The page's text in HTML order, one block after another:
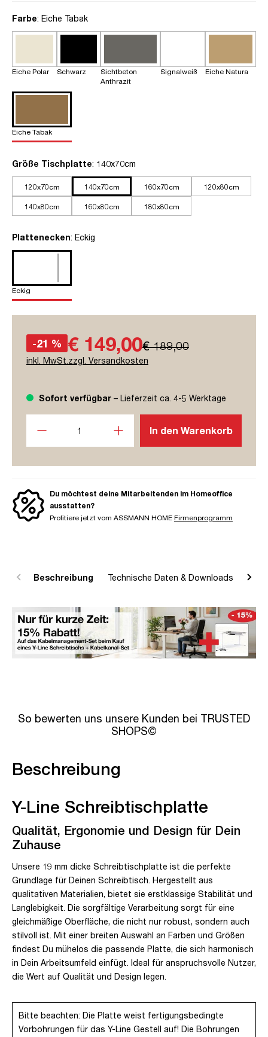
Farbeauswählen
: Eiche Tabak
Eiche Polar Schwarz
Sichtbeton
Anthrazit
Signalweiß Eiche Natura
Eiche Tabak
Größe Tischplatteauswählen
: 140x70cm
120x70cm 140x70cm 160x70cm 120x80cm
140x80cm 160x80cm 180x80cm
Platteneckenauswählen
: Eckig
Eckig
-21 % € 149,00€ 189,00
inkl. MwSt.zzgl. Versandkosten
Sofort verfügbar – Lieferzeit ca. 4-5 Werktage
In den Warenkorb
Du möchtest deine Mitarbeitenden im Homeoffice
ausstatten?
Profitiere jetzt vom ASSMANN HOME Firmenprogramm
Beschreibung Technische Daten & Downloads
So bewerten uns unsere Kunden bei TRUSTED
SHOPS©
Beschreibung
Y-Line Schreibtischplatte
Qualität, Ergonomie und Design für Dein
Zuhause
Unsere 19 mm dicke Schreibtischplatte ist die perfekte
Grundlage für Deinen Schreibtisch. Hergestellt aus
qualitativen Materialien, bietet sie erstklassige Stabilität und
Langlebigkeit. Die sorgfältige Verarbeitung sorgt für eine
gleichmäßige Oberfläche, die nicht nur robust, sondern auch
stilvoll ist. Mit einer breiten Auswahl an Farben und Größen
findest Du mühelos die passende Platte, die sich harmonisch
in Dein Arbeitsumfeld einfügt. Ideal für anspruchsvolle Nutzer,
die Wert auf Qualität und Design legen.
Bitte beachten: Die Platte weist fertigungsbedingte
Vorbohrungen für das Y-Line Gestell auf! Die Bohrungen